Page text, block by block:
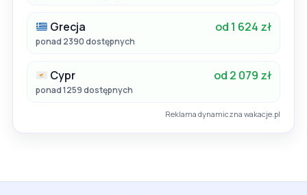
Grecja od 1 624 zł
ponad 2390 dostępnych
Cypr od 2 079 zł
ponad 1259 dostępnych
Reklama dynamiczna wakacje.pl